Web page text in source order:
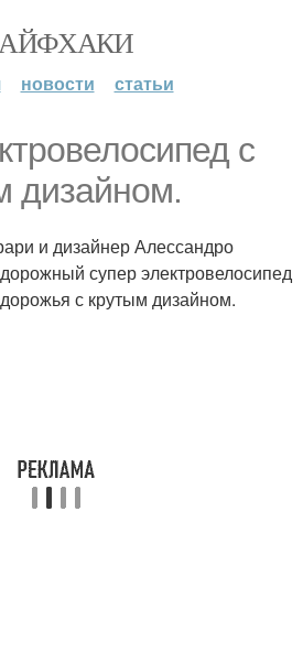
новости статьи
с
дизайном.
и дизайнер Алессандро
супер электровелосипед
с крутым дизайном.